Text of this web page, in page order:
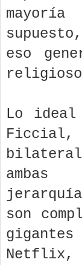
eso
Lo ideal
son